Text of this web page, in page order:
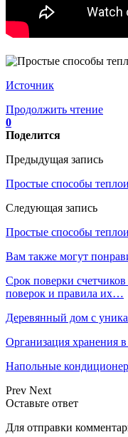
Источник
Продолжить чтение
0
Поделится
Предыдущая запись
Простые способы
Следующая запись
Простые способы
Вам также могут
Срок поверки
поверок и правила их…
Деревянный дом с
Организация хранения
Напольные
Prev Next
Оставьте ответ
Для отправки